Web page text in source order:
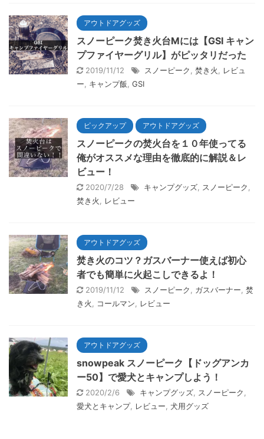
アウトドアグッズ
スノーピーク焚き火台Mには【GSI キャン
プファイヤーグリル】がピッタリだった
2019/11/12 スノーピーク 焚き火
レビュ
ー
キャンプ飯 GSI
ピックアップ アウトドアグッズ
スノーピークの焚火台を１０年使ってる
俺がオススメな理由を徹底的に解説＆レ
ビュー！
2020/7/28 キャンプグッズ スノーピーク
焚き火
レビュー
アウトドアグッズ
焚き火のコツ？ガスバーナー使えば初心
者でも簡単に火起こしできるよ！
2019/11/12 スノーピーク ガスバーナー 焚
き火
コールマン レビュー
アウトドアグッズ
snowpeak スノーピーク【ドッグアンカ
ー50】で愛犬とキャンプしよう！
2020/2/6 キャンプグッズ スノーピーク
愛犬とキャンプ, レビュー 犬用グッズ